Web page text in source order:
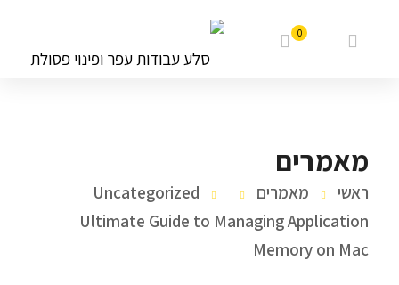
0
מאמרים
ראשי מאמרים
Uncategorized
Ultimate Guide to Managing Application
Memory on Mac